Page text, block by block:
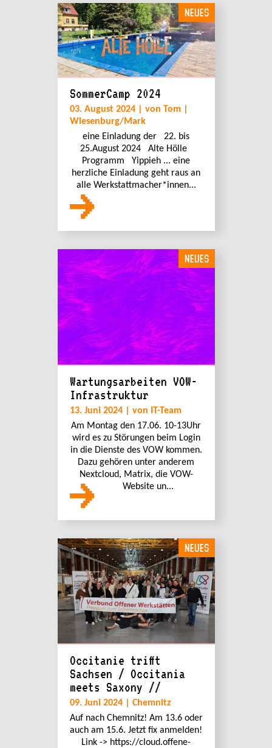
NEUES
SommerCamp 2024
03. August 2024 | von Tom |
Wiesenburg/Mark
eine Einladung der 22. bis
25.August 2024 Alte Hölle
Programm Yippieh ... eine
herzliche Einladung geht raus an
alle Werkstattmacher*innen...
NEUES
Wartungsarbeiten VOW-
Infrastruktur
13. Juni 2024 | von IT-Team
Am Montag den 17.06. 10-13Uhr
wird es zu Störungen beim Login
in die Dienste des VOW kommen.
Dazu gehören unter anderem
Nextcloud, Matrix, die VOW-
Website un...
NEUES
Occitanie trifft
Sachsen / Occitania
meets Saxony //
09. Juni 2024 | Chemnitz
Auf nach Chemnitz! Am 13.6 oder
auch am 15.6. Jetzt fix anmelden!
Link -> https://cloud.offene-